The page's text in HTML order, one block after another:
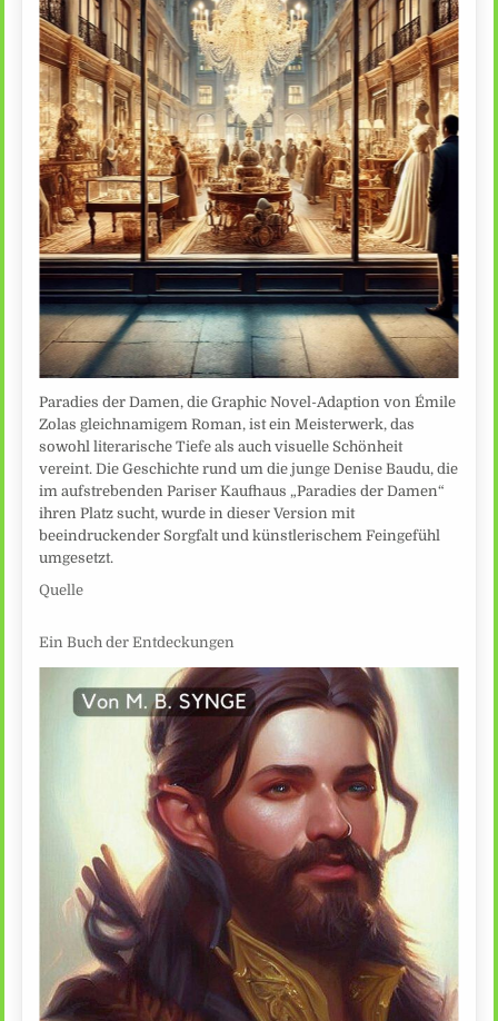
Paradies der Damen, die Graphic Novel-Adaption von Émile
Zolas gleichnamigem Roman, ist ein Meisterwerk, das
sowohl literarische Tiefe als auch visuelle Schönheit
vereint. Die Geschichte rund um die junge Denise Baudu, die
im aufstrebenden Pariser Kaufhaus „Paradies der Damen“
ihren Platz sucht, wurde in dieser Version mit
beeindruckender Sorgfalt und künstlerischem Feingefühl
umgesetzt.
Quelle
Ein Buch der Entdeckungen